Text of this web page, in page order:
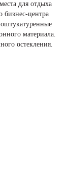
для отдыха
бизнес-центра
материала.
остекления.